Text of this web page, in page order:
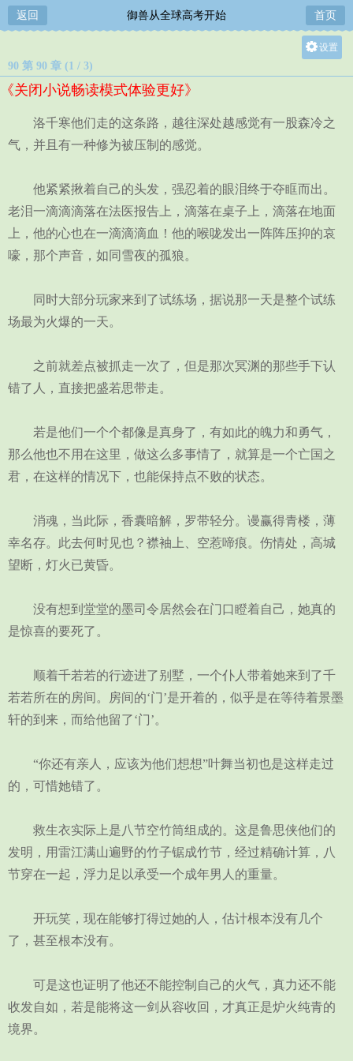
返回 御兽从全球高考开始 首页
设置
中
90 第 90 章 (1 / 3)
《关闭小说畅读模式体验更好》
洛千寒他们走的这条路，越往深处越感觉有一股森冷之
气，并且有一种修为被压制的感觉。
他紧紧揪着自己的头发，强忍着的眼泪终于夺眶而出。
老泪一滴滴滴落在法医报告上，滴落在桌子上，滴落在地面
上，他的心也在一滴滴滴血！他的喉咙发出一阵阵压抑的哀
嚎，那个声音，如同雪夜的孤狼。
同时大部分玩家来到了试练场，据说那一天是整个试练
场最为火爆的一天。
之前就差点被抓走一次了，但是那次冥渊的那些手下认
错了人，直接把盛若思带走。
若是他们一个个都像是真身了，有如此的魄力和勇气，
那么他也不用在这里，做这么多事情了，就算是一个亡国之
君，在这样的情况下，也能保持点不败的状态。
消魂，当此际，香囊暗解，罗带轻分。谩赢得青楼，薄
幸名存。此去何时见也？襟袖上、空惹啼痕。伤情处，高城
望断，灯火已黄昏。
没有想到堂堂的墨司令居然会在门口瞪着自己，她真的
是惊喜的要死了。
顺着千若若的行迹进了别墅，一个仆人带着她来到了千
若若所在的房间。房间的‘门’是开着的，似乎是在等待着景墨
轩的到来，而给他留了‘门’。
“你还有亲人，应该为他们想想”叶舞当初也是这样走过
的，可惜她错了。
救生衣实际上是八节空竹筒组成的。这是鲁思侠他们的
发明，用雷江满山遍野的竹子锯成竹节，经过精确计算，八
节穿在一起，浮力足以承受一个成年男人的重量。
开玩笑，现在能够打得过她的人，估计根本没有几个
了，甚至根本没有。
可是这也证明了他还不能控制自己的火气，真力还不能
收发自如，若是能将这一剑从容收回，才真正是炉火纯青的
境界。